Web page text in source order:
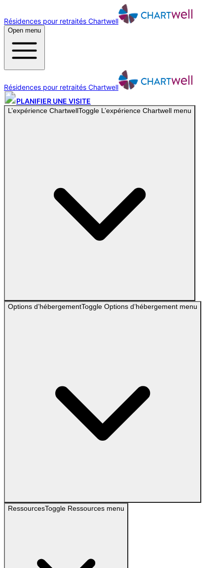
Résidences pour retraités Chartwell
Open menu
Résidences pour retraités Chartwell
PLANIFIER UNE VISITE
L’expérience ChartwellToggle L’expérience Chartwell menu
Options d’hébergementToggle Options d’hébergement menu
RessourcesToggle Ressources menu